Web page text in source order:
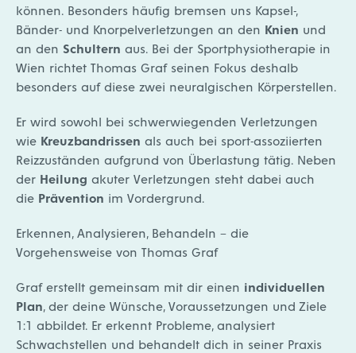
können. Besonders häufig bremsen uns Kapsel-,
Bänder- und Knorpelverletzungen an den Knien und
an den Schultern aus. Bei der Sportphysiotherapie in
Wien richtet Thomas Graf seinen Fokus deshalb
besonders auf diese zwei neuralgischen Körperstellen.
Er wird sowohl bei schwerwiegenden Verletzungen
wie Kreuzbandrissen als auch bei sport-assoziierten
Reizzuständen aufgrund von Überlastung tätig. Neben
der Heilung akuter Verletzungen steht dabei auch
die Prävention im Vordergrund.
Erkennen, Analysieren, Behandeln – die
Vorgehensweise von Thomas Graf
Graf erstellt gemeinsam mit dir einen individuellen
Plan, der deine Wünsche, Voraussetzungen und Ziele
1:1 abbildet. Er erkennt Probleme, analysiert
Schwachstellen und behandelt dich in seiner Praxis